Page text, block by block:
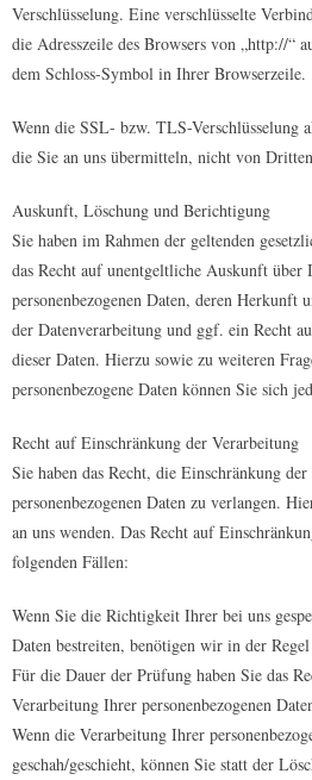
Verschlüsselung. Eine verschlüsselte
die Adresszeile des Browsers von „http://“
dem Schloss-Symbol in Ihrer Browserzeile.
Wenn die SSL- bzw. TLS-Verschlüsselung
die Sie an uns übermitteln, nicht von
Auskunft, Löschung und Berichtigung
Sie haben im Rahmen der geltenden
das Recht auf unentgeltliche Auskunft über
personenbezogenen Daten, deren Herkunft
der Datenverarbeitung und ggf. ein Recht
dieser Daten. Hierzu sowie zu weiteren
personenbezogene Daten können Sie sich
Recht auf Einschränkung der Verarbeitung
Sie haben das Recht, die Einschränkung
personenbezogenen Daten zu verlangen.
an uns wenden. Das Recht auf
folgenden Fällen:
Wenn Sie die Richtigkeit Ihrer bei uns
Daten bestreiten, benötigen wir in der
Für die Dauer der Prüfung haben Sie das
Verarbeitung Ihrer personenbezogenen
Wenn die Verarbeitung Ihrer
geschah/geschieht, können Sie statt der